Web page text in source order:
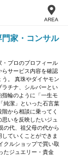
AREA
家・コンサル
プロのプロフィール
サービス内容を確認
。 真珠やダイヤモン
ラチナ、シルバーとい
指輪のように「一生モ
純潔」といった石言葉
から相談に乗ってく
いを反映したいジュ
の代、祖父母の代から
ていくことができま
クルショップで買い取
たジュエリー・貴金